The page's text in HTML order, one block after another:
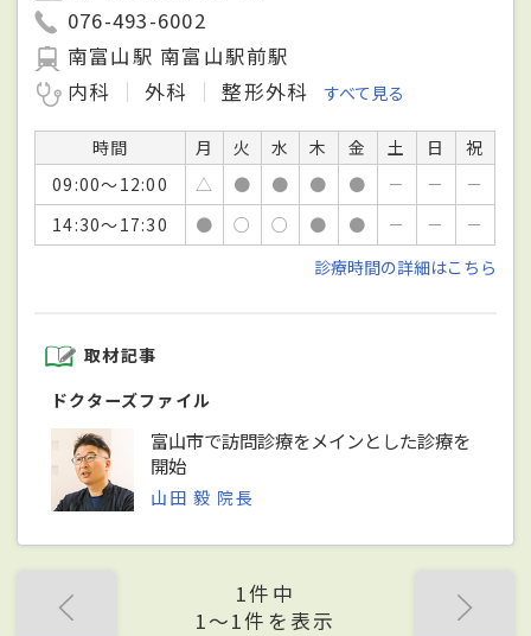
076-493-6002
南富山駅 南富山駅前駅
内科
外科 整形外科 すべて見る
時間 月 火 水 木 金 土 日
祝
09:00～12:00
△ ● ● ● ● － －
－
14:30～17:30
● ○ ○ ● ● － －
－
診療時間の詳細はこちら
取材記事
ドクターズファイル
富山市で訪問診療をメインとした診療を
開始
山田 毅 院長
1件中
1〜1件を表示